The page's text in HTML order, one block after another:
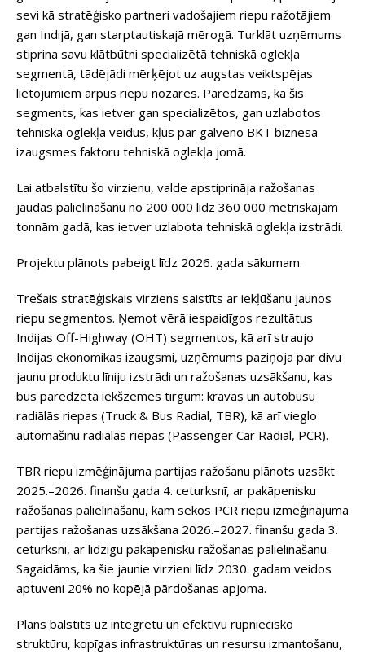
sevi kā stratēģisko partneri vadošajiem riepu ražotājiem
gan Indijā, gan starptautiskajā mērogā. Turklāt uzņēmums
stiprina savu klātbūtni specializētā tehniskā oglekļa
segmentā, tādējādi mērķējot uz augstas veiktspējas
lietojumiem ārpus riepu nozares. Paredzams, ka šis
segments, kas ietver gan specializētos, gan uzlabotos
tehniskā oglekļa veidus, kļūs par galveno BKT biznesa
izaugsmes faktoru tehniskā oglekļa jomā.
Lai atbalstītu šo virzienu, valde apstiprināja ražošanas
jaudas palielināšanu no 200 000 līdz 360 000 metriskajām
tonnām gadā, kas ietver uzlabota tehniskā oglekļa izstrādi.
Projektu plānots pabeigt līdz 2026. gada sākumam.
Trešais stratēģiskais virziens saistīts ar iekļūšanu jaunos
riepu segmentos. Ņemot vērā iespaidīgos rezultātus
Indijas Off-Highway (OHT) segmentos, kā arī straujo
Indijas ekonomikas izaugsmi, uzņēmums paziņoja par divu
jaunu produktu līniju izstrādi un ražošanas uzsākšanu, kas
būs paredzēta iekšzemes tirgum: kravas un autobusu
radiālās riepas (Truck & Bus Radial, TBR), kā arī vieglo
automašīnu radiālās riepas (Passenger Car Radial, PCR).
TBR riepu izmēģinājuma partijas ražošanu plānots uzsākt
2025.–2026. finanšu gada 4. ceturksnī, ar pakāpenisku
ražošanas palielināšanu, kam sekos PCR riepu izmēģinājuma
partijas ražošanas uzsākšana 2026.–2027. finanšu gada 3.
ceturksnī, ar līdzīgu pakāpenisku ražošanas palielināšanu.
Sagaidāms, ka šie jaunie virzieni līdz 2030. gadam veidos
aptuveni 20% no kopējā pārdošanas apjoma.
Plāns balstīts uz integrētu un efektīvu rūpniecisko
struktūru, kopīgas infrastruktūras un resursu izmantošanu,